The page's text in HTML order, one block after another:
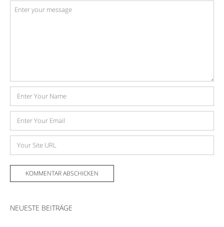
Kommentar
Name
Adresse
Website
NEUESTE BEITRÄGE